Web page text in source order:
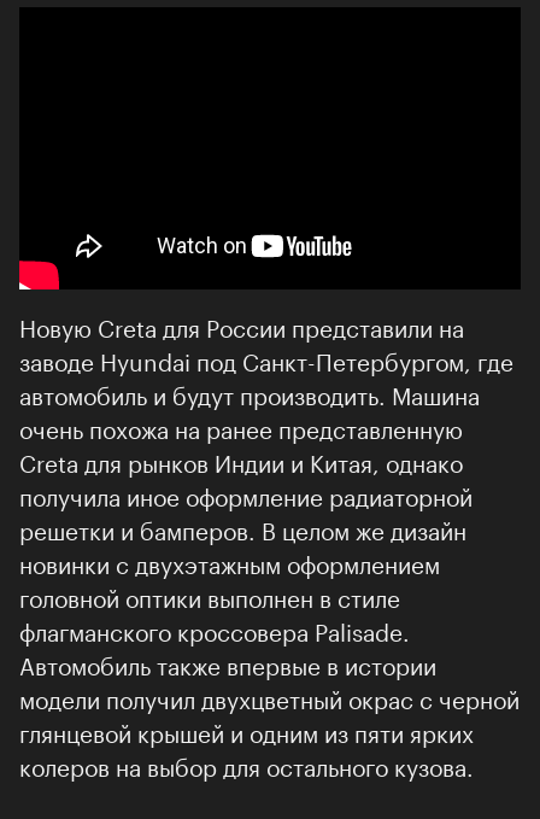
Новую Creta для России представили на
заводе Hyundai под Санкт-Петербургом, где
автомобиль и будут производить. Машина
очень похожа на ранее представленную
Creta для рынков Индии и Китая, однако
получила иное оформление радиаторной
решетки и бамперов. В целом же дизайн
новинки с двухэтажным оформлением
головной оптики выполнен в стиле
флагманского кроссовера Palisade.
Автомобиль также впервые в истории модели
получил двухцветный окрас с черной
глянцевой крышей и одним из пяти ярких
колеров на выбор для остального кузова.